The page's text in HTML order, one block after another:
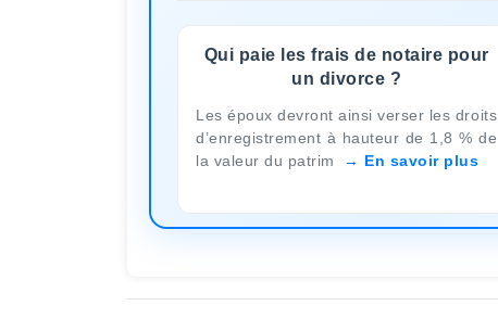
Qui paie les frais de notaire pour
un divorce ?
Les époux devront ainsi verser les droits
d’enregistrement à hauteur de 1,8 % de
la valeur du patrim
En savoir plus